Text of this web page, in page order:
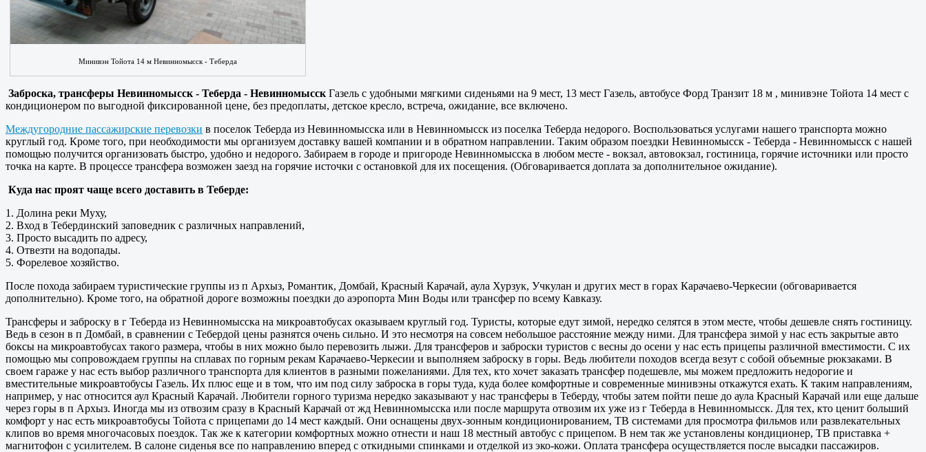
Минивэн Тойота 14 м Невинномысск - Теберда
Заброска, трансферы Невинномысск - Теберда - Невинномысск Газель с удобными мягкими сиденьями на 9 мест, 13 мест Газель, автобусе Форд Транзит 18 м , минивэне Тойота 14 мест с
кондиционером по выгодной фиксированной цене, без предоплаты, детское кресло, встреча, ожидание, все включено.
Междугородние пассажирские перевозки в поселок Теберда из Невинномысска или в Невинномысск из поселка Теберда недорого. Воспользоваться услугами нашего транспорта можно
круглый год. Кроме того, при необходимости мы организуем доставку вашей компании и в обратном направлении. Таким образом поездки Невинномысск - Теберда - Невинномысск с нашей
помощью получится организовать быстро, удобно и недорого. Забираем в городе и пригороде Невинномысска в любом месте - вокзал, автовокзал, гостиница, горячие источники или просто
точка на карте. В процессе трансфера возможен заезд на горячие источки с остановкой для их посещения. (Обговаривается доплата за дополнительное ожидание).
Куда нас проят чаще всего доставить в Теберде:
1. Долина реки Муху,
2. Вход в Тебердинский заповедник с различных направлений,
3. Просто высадить по адресу,
4. Отвезти на водопады.
5. Форелевое хозяйство.
После похода забираем туристические группы из п Архыз, Романтик, Домбай, Красный Карачай, аула Хурзук, Учкулан и других мест в горах Карачаево-Черкесии (обговаривается
дополнительно). Кроме того, на обратной дороге возможны поездки до аэропорта Мин Воды или трансфер по всему Кавказу.
Трансферы и заброску в г Теберда из Невинномысска на микроавтобусах оказываем круглый год. Туристы, которые едут зимой, нередко селятся в этом месте, чтобы дешевле снять гостиницу.
Ведь в сезон в п Домбай, в сравнении с Тебердой цены разнятся очень сильно. И это несмотря на совсем небольшое расстояние между ними. Для трансфера зимой у нас есть закрытые авто
боксы на микроавтобусах такого размера, чтобы в них можно было перевозить лыжи. Для трансферов и заброски туристов с весны до осени у нас есть прицепы различной вместимости. С их
помощью мы сопровождаем группы на сплавах по горным рекам Карачаево-Черкесии и выполняем заброску в горы. Ведь любители походов всегда везут с собой объемные рюкзаками. В
своем гараже у нас есть выбор различного транспорта для клиентов в разными пожеланиями. Для тех, кто хочет заказать трансфер подешевле, мы можем предложить недорогие и
вместительные микроавтобусы Газель. Их плюс еще и в том, что им под силу заброска в горы туда, куда более комфортные и современные минивэны откажутся ехать. К таким направлениям,
например, у нас относится аул Красный Карачай. Любители горного туризма нередко заказывают у нас трансферы в Теберду, чтобы затем пойти пеше до аула Красный Карачай или еще дальше
через горы в п Архыз. Иногда мы из отвозим сразу в Красный Карачай от жд Невинномысска или после маршрута отвозим их уже из г Теберда в Невинномысск. Для тех, кто ценит больший
комфорт у нас есть микроавтобусы Тойота с прицепами до 14 мест каждый. Они оснащены двух-зонным кондиционированием, ТВ системами для просмотра фильмов или развлекательных
клипов во время многочасовых поездок. Так же к категории комфортных можно отнести и наш 18 местный автобус с прицепом. В нем так же установлены кондиционер, ТВ приставка +
магнитофон с усилителем. В салоне сиденья все по направлению вперед с откидными спинками и отделкой из эко-кожи. Оплата трансфера осуществляется после высадки пассажиров.